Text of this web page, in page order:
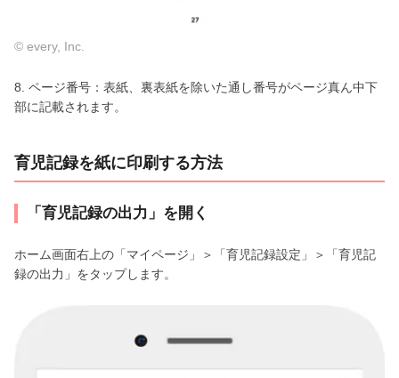
© every, Inc.
8. ページ番号：表紙、裏表紙を除いた通し番号がページ真ん中下
部に記載されます。
育児記録を紙に印刷する方法
「育児記録の出力」を開く
ホーム画面右上の「マイページ」＞「育児記録設定」＞「育児記
録の出力」をタップします。